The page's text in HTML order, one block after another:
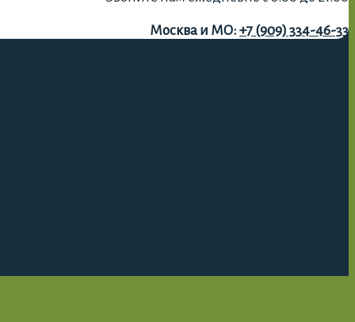
Москва и МО: +7 (909) 334-46-33